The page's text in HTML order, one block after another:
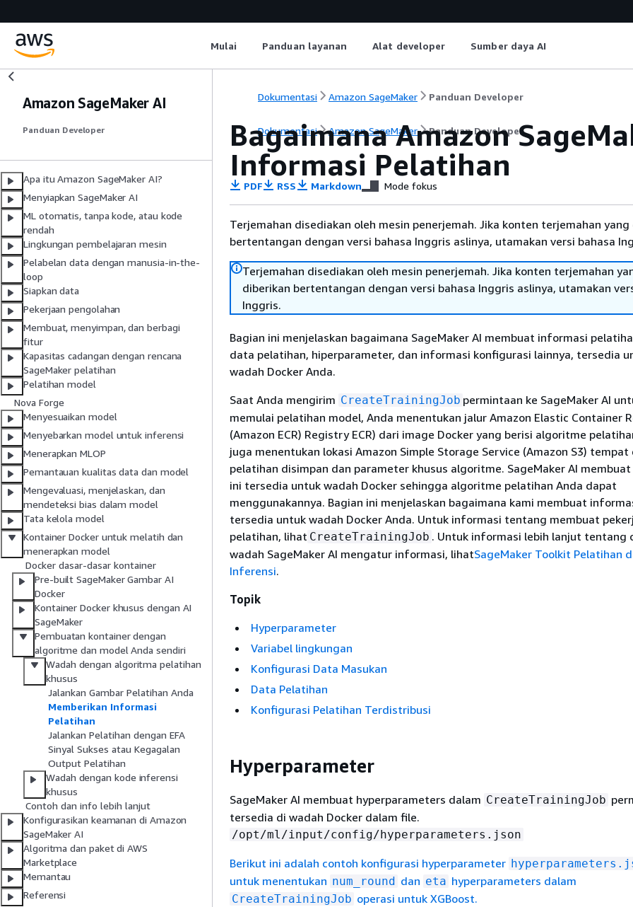
Mulai Panduan layanan Alat developer Sumber daya AI
Amazon SageMaker AI
Panduan Developer
Apa itu Amazon SageMaker AI?
Menyiapkan SageMaker AI
ML otomatis, tanpa kode, atau kode
rendah
Lingkungan pembelajaran mesin
Pelabelan data dengan manusia-in-the-
loop
Siapkan data
Pekerjaan pengolahan
Membuat, menyimpan, dan berbagi
fitur
Kapasitas cadangan dengan rencana
SageMaker pelatihan
Pelatihan model
Nova Forge
Menyesuaikan model
Menyebarkan model untuk inferensi
Menerapkan MLOP
Pemantauan kualitas data dan model
Mengevaluasi, menjelaskan, dan
mendeteksi bias dalam model
Tata kelola model
Kontainer Docker untuk melatih dan
menerapkan model
Docker dasar-dasar kontainer
Pre-built SageMaker Gambar AI
Docker
Kontainer Docker khusus dengan AI
SageMaker
Pembuatan kontainer dengan
algoritme dan model Anda sendiri
Wadah dengan algoritma pelatihan
khusus
Jalankan Gambar Pelatihan Anda
Memberikan Informasi
Pelatihan
Jalankan Pelatihan dengan EFA
Sinyal Sukses atau Kegagalan
Output Pelatihan
Wadah dengan kode inferensi
khusus
Contoh dan info lebih lanjut
Konfigurasikan keamanan di Amazon
SageMaker AI
Algoritma dan paket di AWS
Marketplace
Memantau
Referensi
Dokumentasi Amazon SageMaker Panduan Developer
Dokumentasi Amazon SageMaker Panduan Developer
Bagaimana Amazon
Informasi Pelatihan
PDF RSS Markdown Mode fokus
Terjemahan disediakan oleh mesin penerjemah. Jika konten terjemahan yang
bertentangan dengan versi bahasa Inggris aslinya, utamakan versi bahasa
Terjemahan disediakan oleh mesin penerjemah. Jika konten terjemahan
diberikan bertentangan dengan versi bahasa Inggris aslinya, utamakan
Inggris.
Bagian ini menjelaskan bagaimana SageMaker AI membuat informasi
data pelatihan, hiperparameter, dan informasi konfigurasi lainnya, tersedia
wadah Docker Anda.
Saat Anda mengirim CreateTrainingJob permintaan ke SageMaker AI
memulai pelatihan model, Anda menentukan jalur Amazon Elastic Container
(Amazon ECR) Registry ECR) dari image Docker yang berisi algoritme
juga menentukan lokasi Amazon Simple Storage Service (Amazon S3) tempat
pelatihan disimpan dan parameter khusus algoritme. SageMaker AI
ini tersedia untuk wadah Docker sehingga algoritme pelatihan Anda dapat
menggunakannya. Bagian ini menjelaskan bagaimana kami membuat
tersedia untuk wadah Docker Anda. Untuk informasi tentang membuat
pelatihan, lihat CreateTrainingJob . Untuk informasi lebih lanjut tentang
wadah SageMaker AI mengatur informasi, lihatSageMaker Toolkit Pelatihan
Inferensi.
Topik
Hyperparameter
Variabel lingkungan
Konfigurasi Data Masukan
Data Pelatihan
Konfigurasi Pelatihan Terdistribusi
Hyperparameter
SageMaker AI membuat hyperparameters dalam CreateTrainingJob
tersedia di wadah Docker dalam file.
/opt/ml/input/config/hyperparameters.json
Berikut ini adalah contoh konfigurasi hyperparameter
untuk menentukan num_round dan eta hyperparameters dalam
CreateTrainingJob operasi untuk XGBoost.